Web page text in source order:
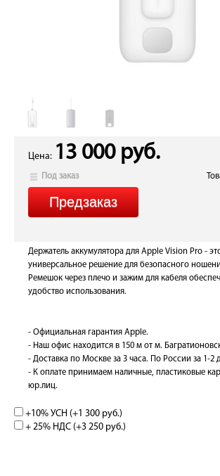
Цена: 13 000 руб.
Под заказ
Держатель аккумулятора для Apple Vision Pro -
универсальное решение для безопасного
Ремешок через плечо и зажим для кабеля
удобство использования.
- Официальная гарантия Apple.
- Наш офис находится в 150 м от м.
- Доставка по Москве за 3 часа. По России за 1-2
- К оплате принимаем наличные, пластиковые
юр.лиц.
+10% УСН (+1 300 руб.)
+ 25% НДС (+3 250 руб.)